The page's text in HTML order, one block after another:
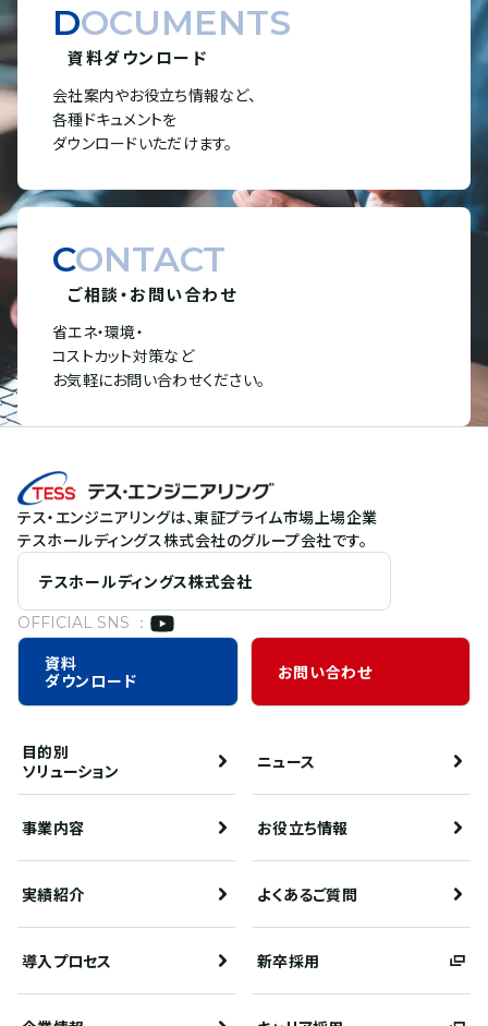
DOCUMENTS
資料ダウンロード
会社案内やお役立ち情報など、
各種ドキュメントを
ダウンロードいただけます。
CONTACT
ご相談・お問い合わせ
省エネ・環境・
コストカット対策など
お気軽にお問い合わせください。
テス・エンジニアリングは、東証プライム市場上場企業
テスホールディングス株式会社のグループ会社です。
テスホールディングス株式会社
OFFICIAL SNS ：
資料
ダウンロード
お問い合わせ
目的別
ソリューション
ニュース
事業内容 お役立ち情報
実績紹介 よくあるご質問
導入プロセス 新卒採用